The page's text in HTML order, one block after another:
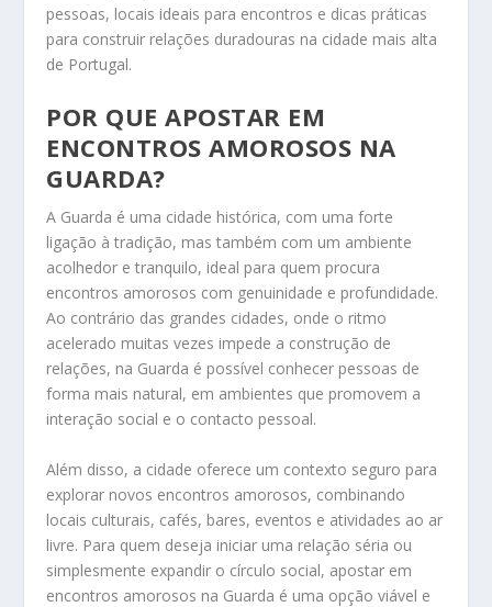
pessoas, locais ideais para encontros e dicas práticas
para construir relações duradouras na cidade mais alta
de Portugal.
POR QUE APOSTAR EM
ENCONTROS AMOROSOS NA
GUARDA?
A Guarda é uma cidade histórica, com uma forte
ligação à tradição, mas também com um ambiente
acolhedor e tranquilo, ideal para quem procura
encontros amorosos com genuinidade e profundidade.
Ao contrário das grandes cidades, onde o ritmo
acelerado muitas vezes impede a construção de
relações, na Guarda é possível conhecer pessoas de
forma mais natural, em ambientes que promovem a
interação social e o contacto pessoal.
Além disso, a cidade oferece um contexto seguro para
explorar novos encontros amorosos, combinando
locais culturais, cafés, bares, eventos e atividades ao ar
livre. Para quem deseja iniciar uma relação séria ou
simplesmente expandir o círculo social, apostar em
encontros amorosos na Guarda é uma opção viável e